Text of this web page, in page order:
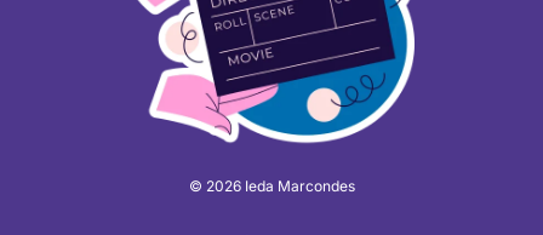
© 2026 Ieda Marcondes